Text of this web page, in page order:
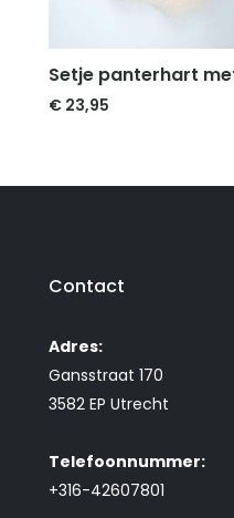
Setje panterhart
€ 23,95
Contact
Adres:
Gansstraat 170
3582 EP Utrecht
Telefoonnummer:
+316-42607801